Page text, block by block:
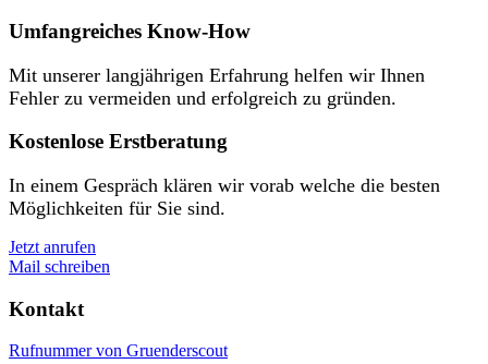
Umfangreiches Know-How
Mit unserer langjährigen Erfahrung helfen wir Ihnen
Fehler zu vermeiden und erfolgreich zu gründen.
Kostenlose Erstberatung
In einem Gespräch klären wir vorab welche die besten
Möglichkeiten für Sie sind.
Jetzt anrufen
Mail schreiben
Kontakt
Rufnummer von Gruenderscout